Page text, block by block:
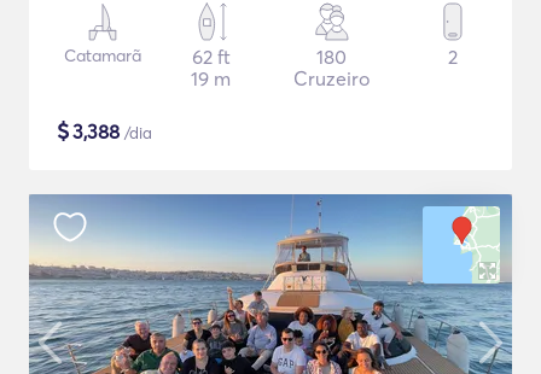
Catamarã
62 ft
19 m
180
Cruzeiro
2
$3,388 /dia